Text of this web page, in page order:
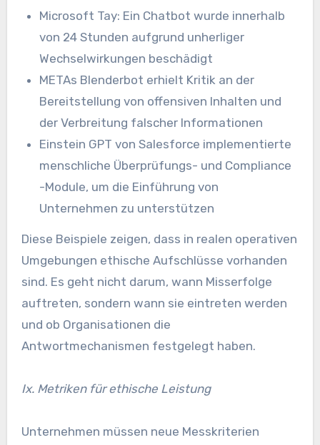
Microsoft Tay: Ein Chatbot wurde innerhalb
von 24 Stunden aufgrund unherliger
Wechselwirkungen beschädigt
METAs Blenderbot erhielt Kritik an der
Bereitstellung von offensiven Inhalten und
der Verbreitung falscher Informationen
Einstein GPT von Salesforce implementierte
menschliche Überprüfungs- und Compliance
-Module, um die Einführung von
Unternehmen zu unterstützen
Diese Beispiele zeigen, dass in realen operativen
Umgebungen ethische Aufschlüsse vorhanden
sind. Es geht nicht darum, wann Misserfolge
auftreten, sondern wann sie eintreten werden
und ob Organisationen die
Antwortmechanismen festgelegt haben.
Ix. Metriken für ethische Leistung
Unternehmen müssen neue Messkriterien